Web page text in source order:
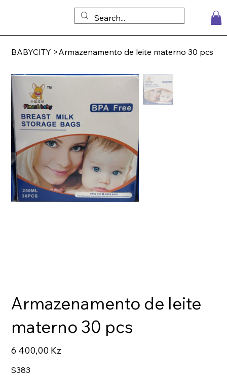
BABYCITY >Armazenamento de leite materno 30 pcs
Armazenamento de leite
materno 30 pcs
Preço
6 400,00 Kz
S383